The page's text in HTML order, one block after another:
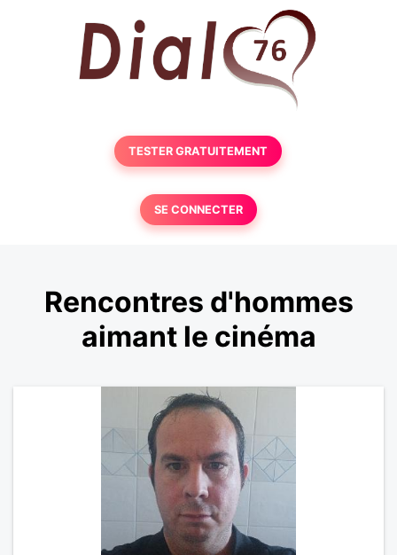
TESTER GRATUITEMENT
SE CONNECTER
Rencontres d'hommes
aimant le cinéma